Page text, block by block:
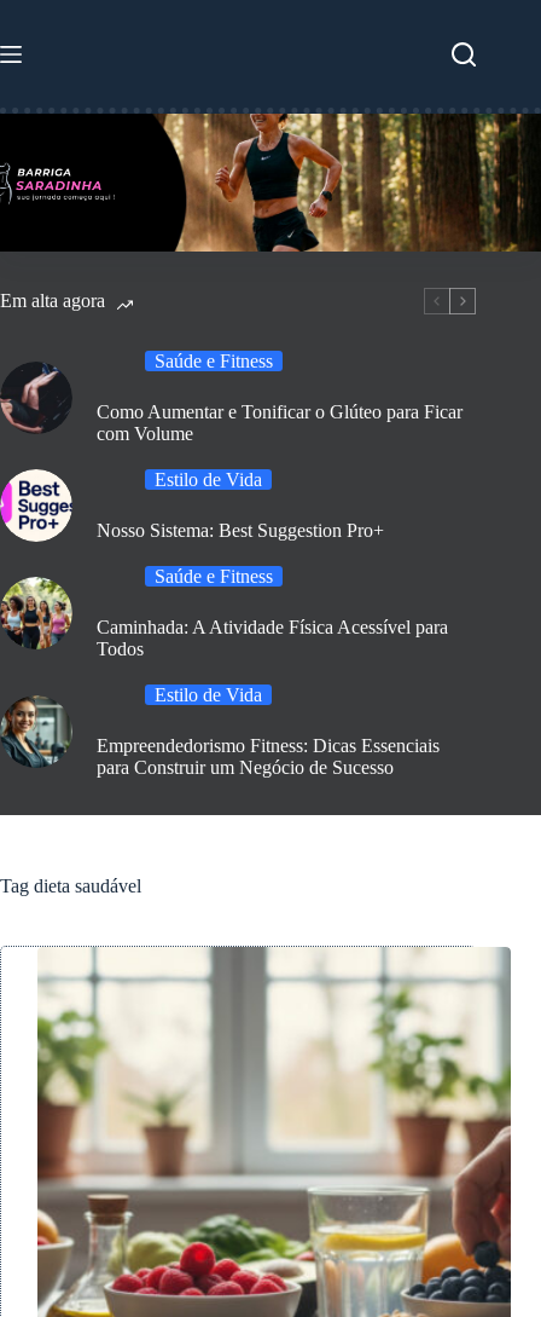
o
Em alta agora
Saúde e Fitness
Como Aumentar e Tonificar o Glúteo para Ficar
com Volume
Estilo de Vida
Nosso Sistema: Best Suggestion Pro+
Saúde e Fitness
Caminhada: A Atividade Física Acessível para
Todos
Estilo de Vida
Empreendedorismo Fitness: Dicas Essenciais
para Construir um Negócio de Sucesso
Tag dieta saudável